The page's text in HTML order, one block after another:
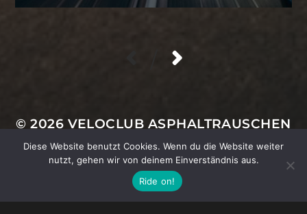
© 2026 VELOCLUB ASPHALTRAUSCHEN
IMPRESSUM|DATENSCHUTZ|KONTAKT
Diese Website benutzt Cookies. Wenn du die Website weiter
nutzt, gehen wir von deinem Einverständnis aus.
Ride on!